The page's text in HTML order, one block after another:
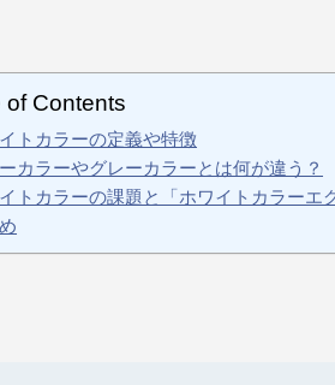
of Contents
トカラーの定義や特徴
カラーやグレーカラーとは何が違う？
トカラーの課題と「ホワイトカラーエ